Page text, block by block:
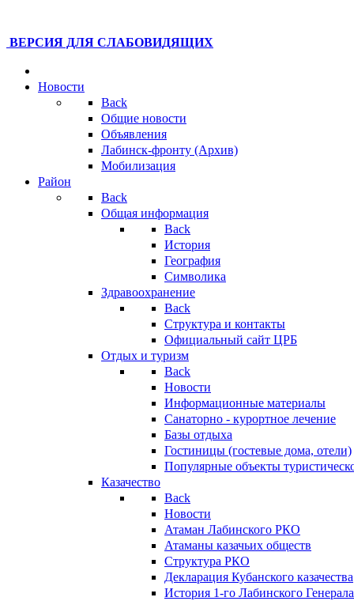
ВЕРСИЯ ДЛЯ СЛАБОВИДЯЩИХ
Новости
Back
Общие новости
Объявления
Лабинск-фронту (Архив)
Мобилизация
Район
Back
Общая информация
Back
История
География
Символика
Здравоохранение
Back
Структура и контакты
Официальный сайт ЦРБ
Отдых и туризм
Back
Новости
Информационные материалы
Санаторно - курортное лечение
Базы отдыха
Гостиницы (гостевые дома, отели)
Популярные объекты
Казачество
Back
Новости
Атаман Лабинского РКО
Атаманы казачьих обществ
Структура РКО
Декларация Кубанского казачества
История 1-го Лабинского